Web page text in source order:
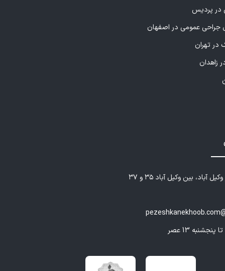
در پردیس
عمومی در اصفهان
در تهران
زاهدان
آباد، بین وکیل آباد ۳۵ و ۳۷